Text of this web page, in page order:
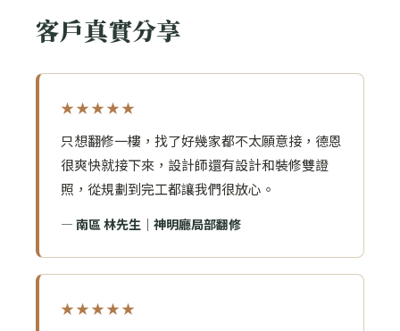
客戶真實分享
★★★★★
只想翻修一樓，找了好幾家都不太願意接，德恩
很爽快就接下來，設計師還有設計和裝修雙證
照，從規劃到完工都讓我們很放心。
— 南區 林先生｜神明廳局部翻修
★★★★★